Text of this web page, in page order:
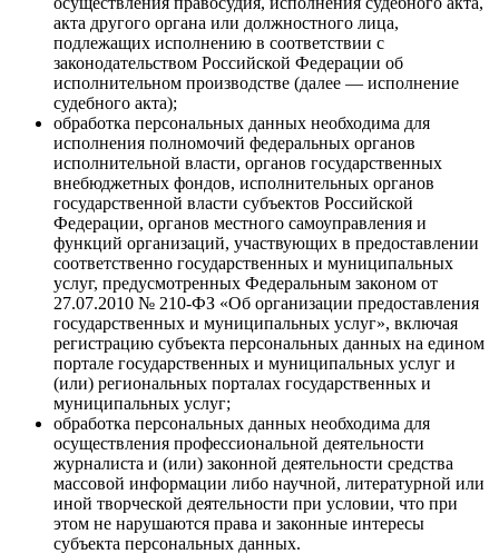
акта другого органа или должностного лица,
подлежащих исполнению в соответствии с
законодательством Российской Федерации об
исполнительном производстве (далее — исполнение
судебного акта);
обработка персональных данных необходима для
исполнения полномочий федеральных органов
исполнительной власти, органов государственных
внебюджетных фондов, исполнительных органов
государственной власти субъектов Российской
Федерации, органов местного самоуправления и
функций организаций, участвующих в предоставлении
соответственно государственных и муниципальных
услуг, предусмотренных Федеральным законом от
27.07.2010 № 210-ФЗ «Об организации предоставления
государственных и муниципальных услуг», включая
регистрацию субъекта персональных данных на едином
портале государственных и муниципальных услуг и
(или) региональных порталах государственных и
муниципальных услуг;
обработка персональных данных необходима для
осуществления профессиональной деятельности
журналиста и (или) законной деятельности средства
массовой информации либо научной, литературной или
иной творческой деятельности при условии, что при
этом не нарушаются права и законные интересы
субъекта персональных данных.